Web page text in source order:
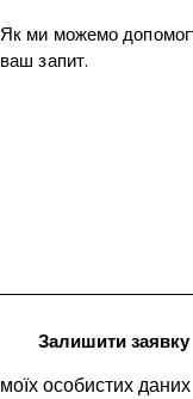
моїх особистих даних